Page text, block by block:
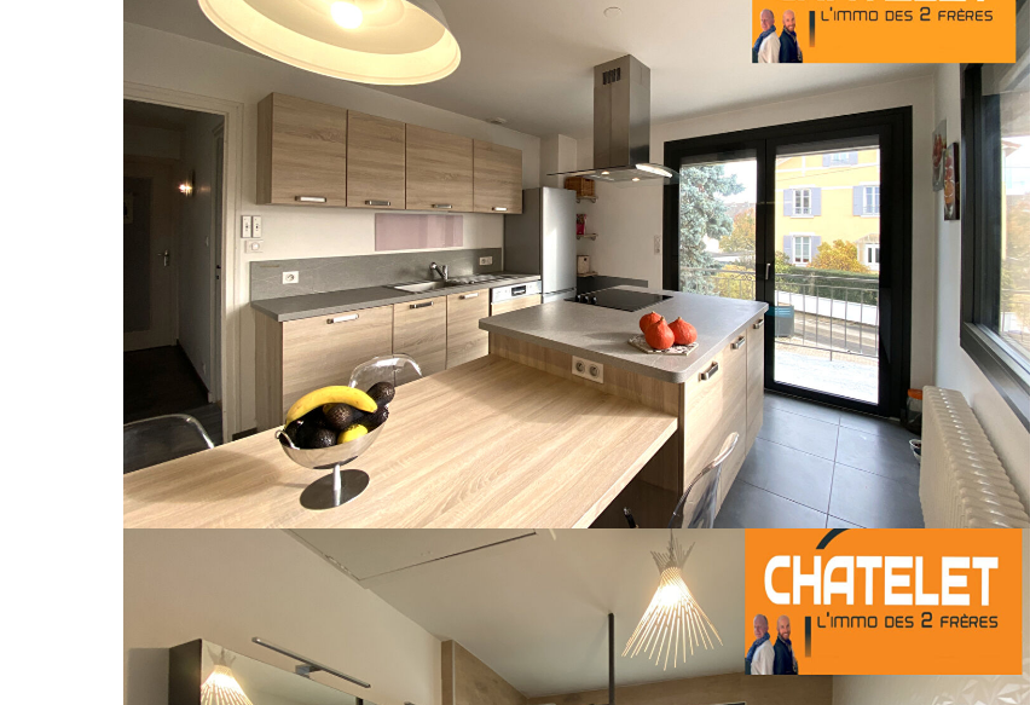
Agence CHATELET, "l'immo des 2 frères", vous propose à la vente une belle maison avec 6 chambres d'une surface
de 192 m² habitable et un terrain de 927 m².
Rénovée récemment dans un style contemporain très actuel, bien pensé et par des professionnels, il en ressort
quelque chose d'inexplicable qui fait qu'on se sent tout de suite bien !
Située à quelques encablures de la gare, dans une rue particulièrement calme et avec un bon voisinage, vous pourrez
réduire vos déplacements en voiture car tout est accessible à pied : le train, les écoles, le centre-ville.
Vous pouvez voir cette maison en visite virtuelle en cliquant sur le lien "accéder à la visite virtuelle" ou "visite 360"
selon les sites.
L'aménagement intérieur a été bien repensé avec de nombreux travaux récents : menuiseries, volets brise soleil
orientables (BSO) , cuisine, les salles de bains, les sols, toutes les peintures, isolation, portail et encore beaucoup à
Le rez-de-chaussée, totalement remanié et optimisé est composé d'une salle à manger avec coin cuisine équipée,
idéale pour manger directement sur la terrasse du jardin, une suite parentale avec une salle d'eau comme vous en
rêvez, une pièce de rangement qui peut devenir une septième chambre ou un bureau, un garage.
A l'étage se trouvent un beau salon très cosy, cinq chambres (donc six chambres en tout et même une 7° possible),
une salle de bains neuve et très actuelle, WC séparé.